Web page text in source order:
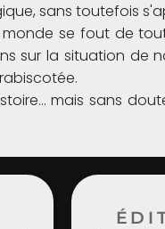
sans toutefois
se fout de
sur la situation de
mais sans